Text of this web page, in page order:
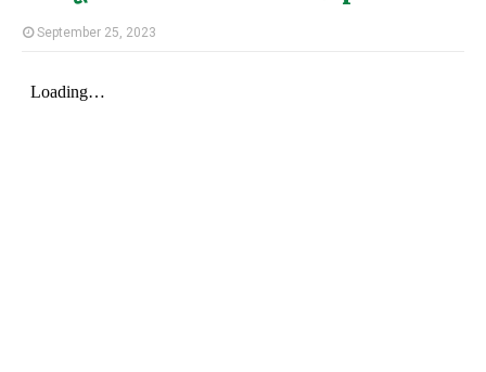
September 25, 2023